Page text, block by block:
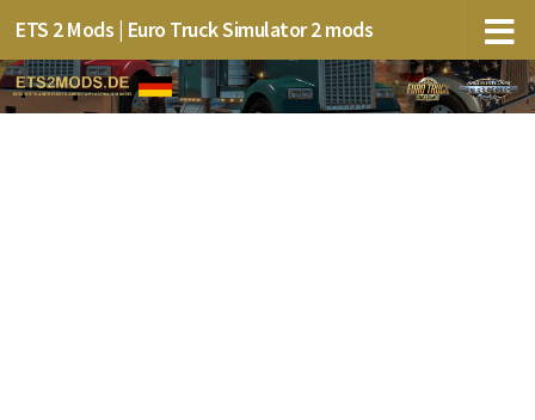
ETS 2 Mods | Euro Truck Simulator 2 mods